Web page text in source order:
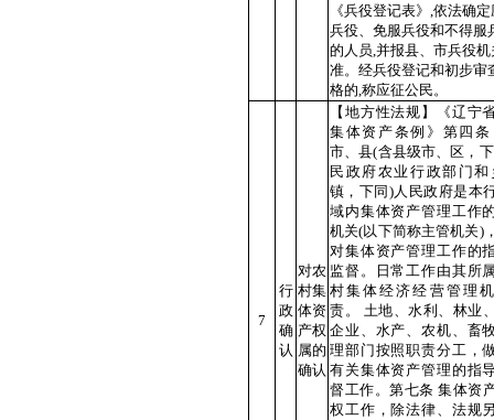
《兵役登记表》,依法确
兵役、免服兵役和不得服
的人员,并报县、市兵役机
准。经兵役登记和初步审
格的,称应征公民。
7
行
政
确
认
对农
村集
体资
产权
属的
确认
【地方性法规】《辽宁
集体资产条例》第四条
市、县(含县级市、区，
民政府农业行政部门和
镇，下同)人民政府是本
域内集体资产管理工作
机关(以下简称主管机关)
对集体资产管理工作的
监督。日常工作由其所
村集体经济经营管理
责。 土地、水利、林业
企业、水产、农机、畜
理部门按照职责分工，
有关集体资产管理的指
督工作。第七条 集体资
权工作，除法律、法规